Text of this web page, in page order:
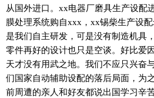
从国外进口。xx电器厂磨具生产设配
膜处理系统购自xxx，xx锡柴生产设
是我们自主研发，可是没有制造机具
零件再好的设计也只是空谈。好比爱
天才没有用武之地。我们不应只兴奋
们国家自动辅助设配的落后局面，为
前周遭的亲人和好友都说出国学习辛